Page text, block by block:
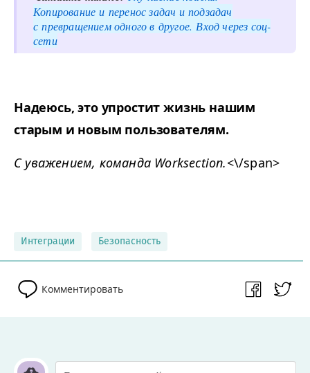
Копированиеи перенос задач и подзадач
спревращением одного в другое. Вход через соц-
сети
Надеюсь, это упростит жизнь нашим
старым и новым пользователям.
С уважением, команда Worksection.<\/span>
Интеграции Безопасность
Комментировать